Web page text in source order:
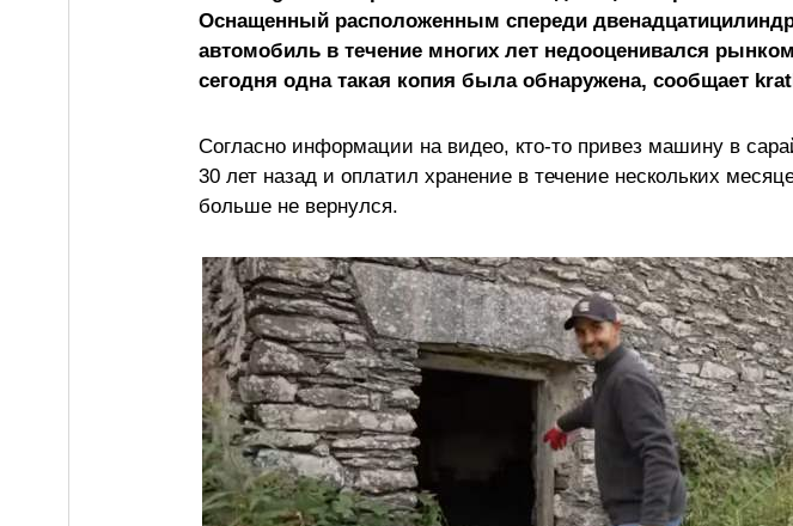
Оснащенный расположенным спереди
автомобиль в течение многих лет недооценивался
сегодня одна такая копия была обнаружена, сообщает
Согласно информации на видео, кто-то привез машину в
30 лет назад и оплатил хранение в течение нескольких
больше не вернулся.